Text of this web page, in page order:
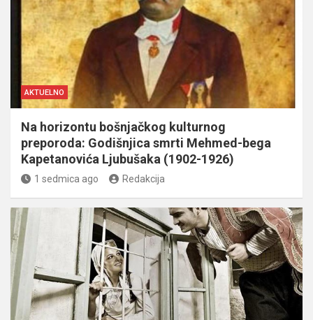
AKTUELNO
Na horizontu bošnjačkog kulturnog
preporoda: Godišnjica smrti Mehmed-bega
Kapetanovića Ljubušaka (1902-1926)
1 sedmica ago Redakcija